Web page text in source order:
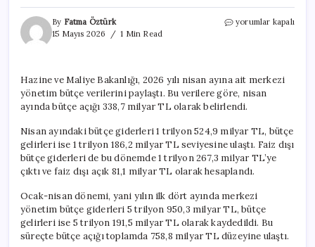
By Fatma Öztürk
15 Mayıs 2026
1 Min Read
Hazine
Rakamlar:
2026’nın
İlk
Ayında
Bütçe
Açığı
750
Milyar
Geçti
için
yorumlar kapalı
Hazine ve Maliye Bakanlığı, 2026 yılı nisan ayına ait merkezi
yönetim bütçe verilerini paylaştı. Bu verilere göre, nisan
ayında bütçe açığı 338,7 milyar TL olarak belirlendi.
Nisan ayındaki bütçe giderleri 1 trilyon 524,9 milyar TL, bütçe
gelirleri ise 1 trilyon 186,2 milyar TL seviyesine ulaştı. Faiz dışı
bütçe giderleri de bu dönemde 1 trilyon 267,3 milyar TL’ye
çıktı ve faiz dışı açık 81,1 milyar TL olarak hesaplandı.
Ocak-nisan dönemi, yani yılın ilk dört ayında merkezi
yönetim bütçe giderleri 5 trilyon 950,3 milyar TL, bütçe
gelirleri ise 5 trilyon 191,5 milyar TL olarak kaydedildi. Bu
süreçte bütçe açığı toplamda 758,8 milyar TL düzeyine ulaştı.